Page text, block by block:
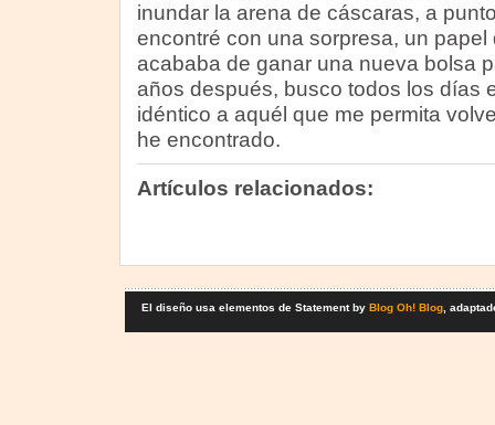
inundar la arena de cáscaras, a
encontré con una sorpresa, un
acababa de ganar una nueva bolsa
años después, busco todos los días
idéntico a aquél que me permita
he encontrado.
Artículos relacionados:
El diseño usa elementos de Statement by Blog Oh! Blog,